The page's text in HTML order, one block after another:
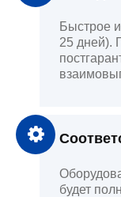
Быстрое
25 дней).
будет